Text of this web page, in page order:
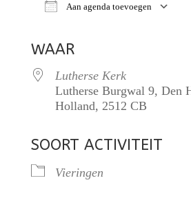
Aan agenda toevoegen
WAAR
Lutherse Kerk
Lutherse Burgwal 9, Den
Holland, 2512 CB
SOORT ACTIVITEIT
Vieringen